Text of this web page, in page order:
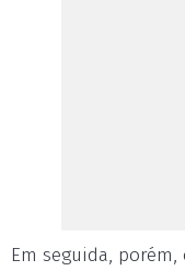
Em seguida,